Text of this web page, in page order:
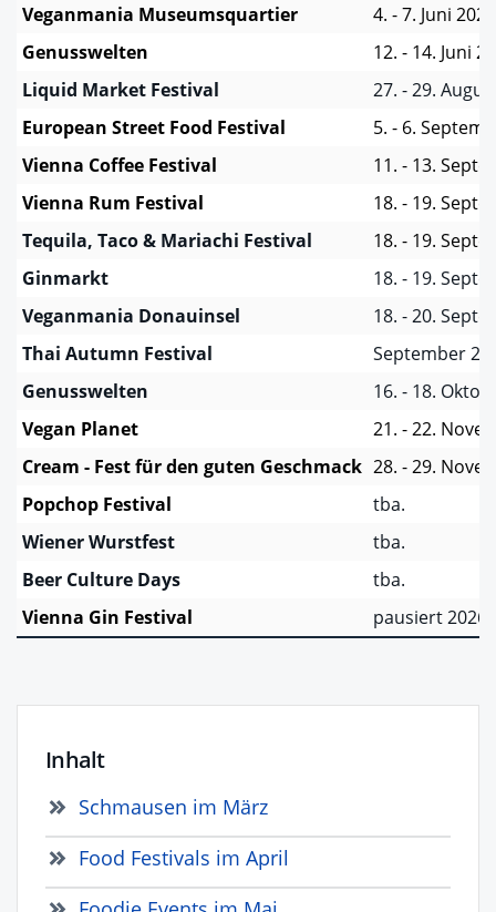
Veganmania Museumsquartier
4. - 7. Juni 2026
Genusswelten
12. - 14. Juni
Liquid Market Festival
27. - 29.
European Street Food Festival
5. - 6.
Vienna Coffee Festival
11. - 13.
Vienna Rum Festival
18. - 19.
Tequila, Taco & Mariachi Festival
18. - 19.
Ginmarkt
18. - 19.
Veganmania Donauinsel
18. - 20.
Thai Autumn Festival
September
Genusswelten
16. - 18.
Vegan Planet
21. - 22.
Cream - Fest für den guten Geschmack 28. - 29.
Popchop Festival
tba.
Wiener Wurstfest
tba.
Beer Culture Days
tba.
Vienna Gin Festival
pausiert 2026
Inhalt
Schmausen im März
Food Festivals im April